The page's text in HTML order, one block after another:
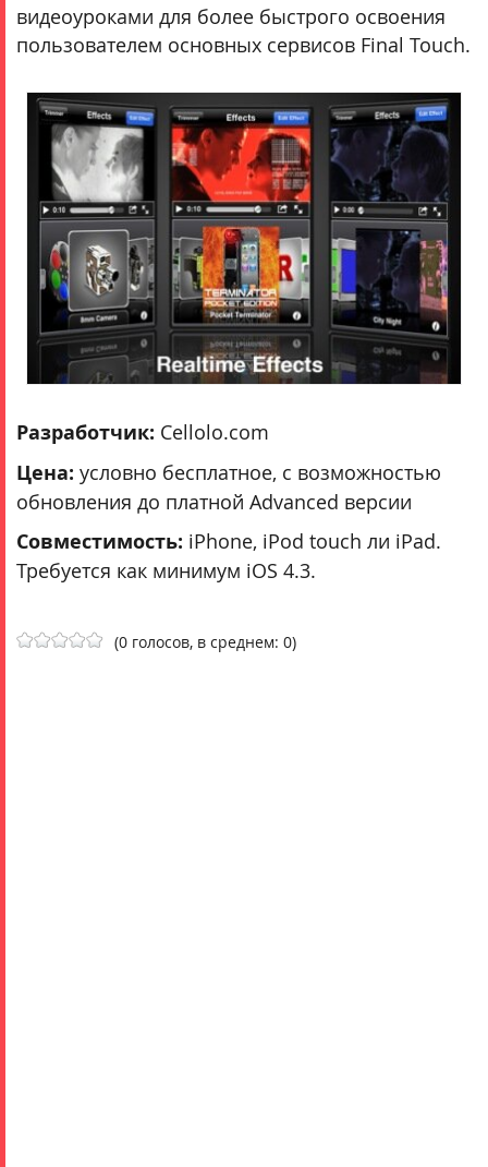
видеоуроками для более быстрого освоения
пользователем основных сервисов Final Touch.
Разработчик: Cellolo.com
Цена: условно бесплатное, с возможностью
обновления до платной Advanced версии
Совместимость: iPhone, iPod touch ли iPad.
Требуется как минимум iOS 4.3.
(0 голосов, в среднем: 0)